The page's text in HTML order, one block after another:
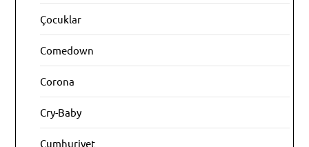
Çocuklar
Comedown
Corona
Cry-Baby
Cumhuriyet